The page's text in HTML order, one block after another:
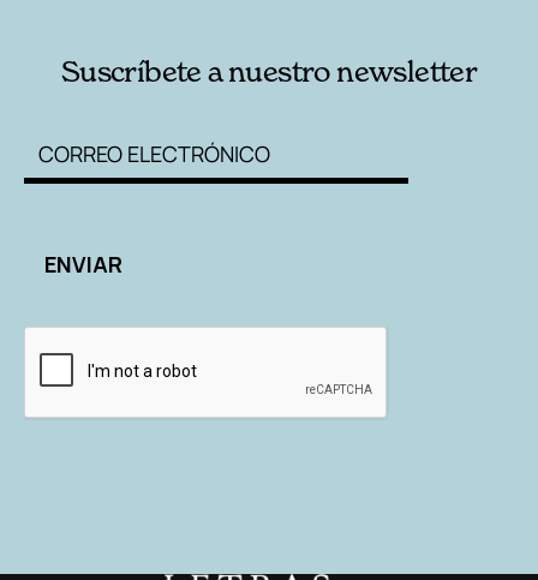
Suscríbete a nuestro newsletter